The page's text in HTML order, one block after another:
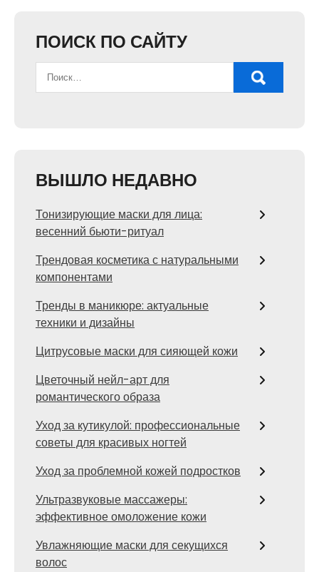
ПОИСК ПО САЙТУ
ВЫШЛО НЕДАВНО
Тонизирующие маски для лица:
весенний бьюти-ритуал
Трендовая косметика с натуральными
компонентами
Тренды в маникюре: актуальные
техники и дизайны
Цитрусовые маски для сияющей кожи
Цветочный нейл-арт для
романтического образа
Уход за кутикулой: профессиональные
советы для красивых ногтей
Уход за проблемной кожей подростков
Ультразвуковые массажеры:
эффективное омоложение кожи
Увлажняющие маски для секущихся
волос